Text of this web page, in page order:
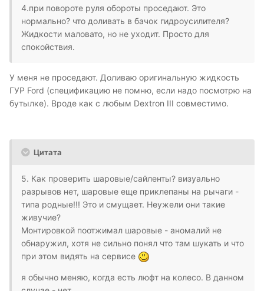
4.при повороте руля обороты проседают. Это
нормально? что доливать в бачок гидроусилителя?
Жидкости маловато, но не уходит. Просто для
спокойствия.
У меня не проседают. Доливаю оригинальную жидкость
ГУР Ford (спецификацию не помню, если надо посмотрю на
бутылке). Вроде как с любым Dextron III совместимо.
Цитата
5. Как проверить шаровые/сайленты? визуально
разрывов нет, шаровые еще приклепаны на рычаги -
типа родные!!! Это и смущает. Неужели они такие
живучие?
Монтировкой поотжимал шаровые - аномалий не
обнаружил, хотя не сильно понял что там шукать и что
при этом видять на сервисе
я обычно меняю, когда есть люфт на колесо. В данном